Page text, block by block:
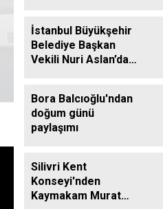
İstanbul Büyükşehir
Belediye Başkan
Vekili Nuri Aslan’dan
Bora Balcıoğlu'ndan
doğum günü
paylaşımı
Silivri Kent
Konseyi'nden
Kaymakam Murat